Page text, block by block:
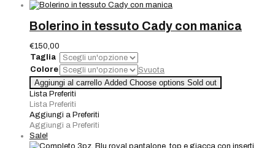
Bolerino in tessuto Cady con manica
€150,00
Taglia
Colore
Svuota
Bolerino
in
tessuto
Cady
con
manica
quantità
Aggiungi al carrello Added Choose options Sold out
Lista Preferiti
Lista Preferiti
Aggiungi a Preferiti
Aggiungi a Preferiti
Sale!